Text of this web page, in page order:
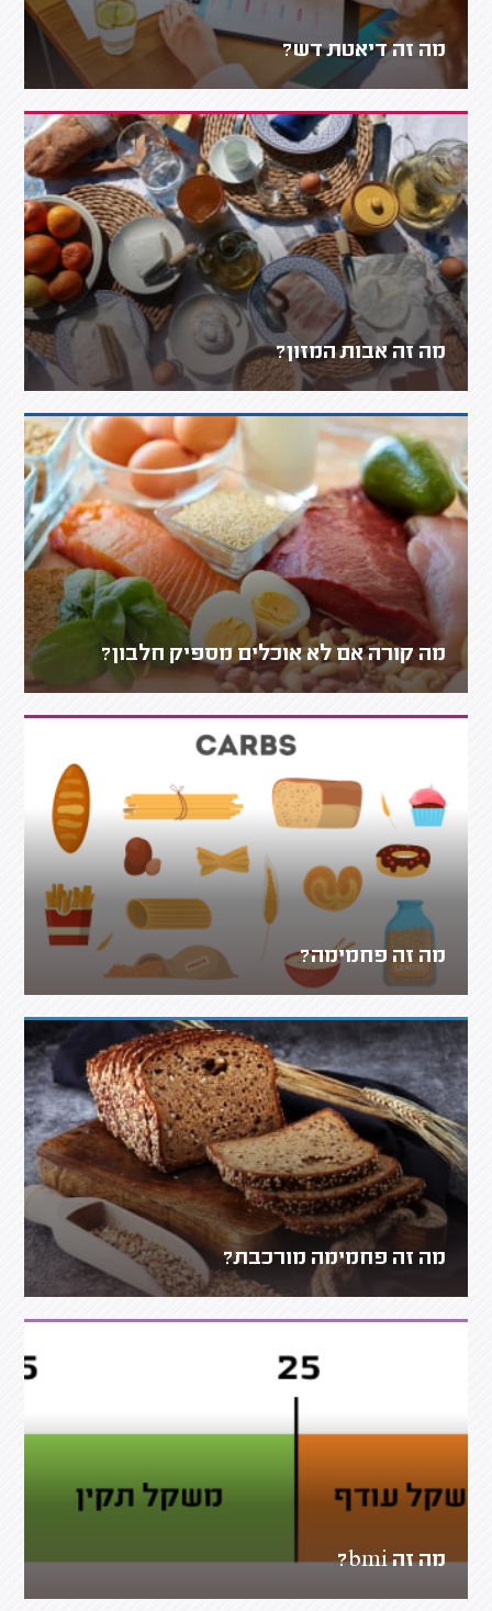
מה זה דיאטת דש?
מה זה אבות המזון?
מה קורה אם לא אוכלים מספיק חלבון?
מה זה פחמימה?
מה זה פחמימה מורכבת?
מה זה bmi?